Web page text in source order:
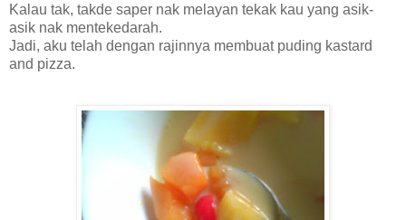
Kalau tak, takde saper nak melayan tekak kau yang asik-
asik nak mentekedarah.
Jadi, aku telah dengan rajinnya membuat puding kastard
and pizza.